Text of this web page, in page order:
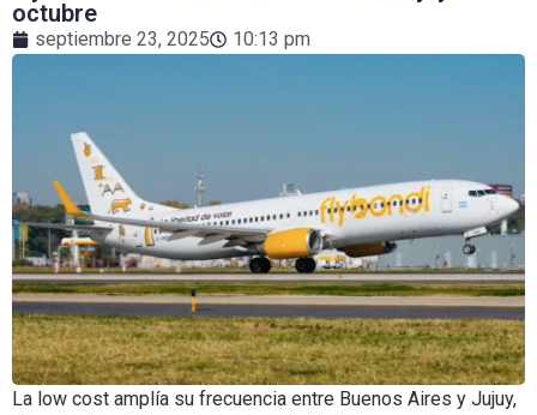
octubre
septiembre 23, 2025 10:13 pm
La low cost amplía su frecuencia entre Buenos Aires y Jujuy,